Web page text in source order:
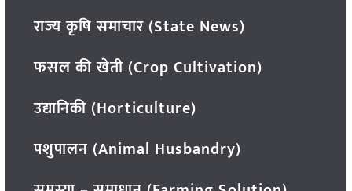
राज्य कृषि समाचार (State News)
फसल की खेती (Crop Cultivation)
उद्यानिकी (Horticulture)
पशुपालन (Animal Husbandry)